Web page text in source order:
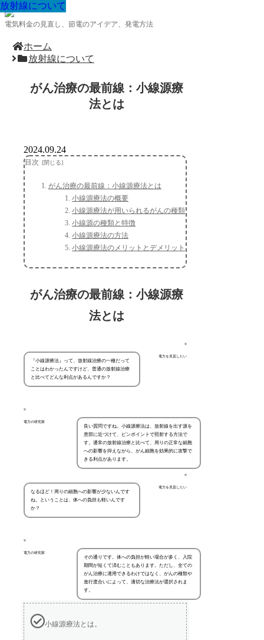
電気料金の見直し、節電のアイデア、発電方法
ホーム
放射線について
がん治療の最前線：小線源療
法とは
放射線について
2024.09.24
目次
がん治療の最前線：小線源療法とは
小線源療法の概要
小線源療法が用いられるがんの種類
小線源の種類と特徴
小線源療法の方法
小線源療法のメリットとデメリット
がん治療の最前線：小線源療
法とは
電力を見直したい
『小線源療法』って、放射線治療の一種だって
ことはわかったんですけど、普通の放射線治療
と比べてどんな利点があるんですか？
電力の研究家
良い質問ですね。小線源療法は、放射線を出す源を
患部に近づけて、ピンポイントで照射する方法で
す。通常の放射線治療と比べて、周りの正常な細胞
への影響を抑えながら、がん細胞を効果的に攻撃で
きる利点があります。
電力を見直したい
なるほど！周りの細胞への影響が少ないんです
ね。ということは、体への負担も軽いんです
か？
電力の研究家
その通りです。体への負担が軽い場合が多く、入院
期間が短くて済むこともあります。ただし、全ての
がん治療に適用できるわけではなく、がんの種類や
進行度合いによって、適切な治療法が選択されま
す。
小線源療法とは。
放射線について
放射線について
放射線について
放射線について
放射線について
放射線について
放射線について
放射線について